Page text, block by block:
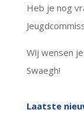
Heb je nog
Wij wensen
Swaegh!
Laatste